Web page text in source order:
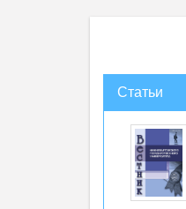
Статьи